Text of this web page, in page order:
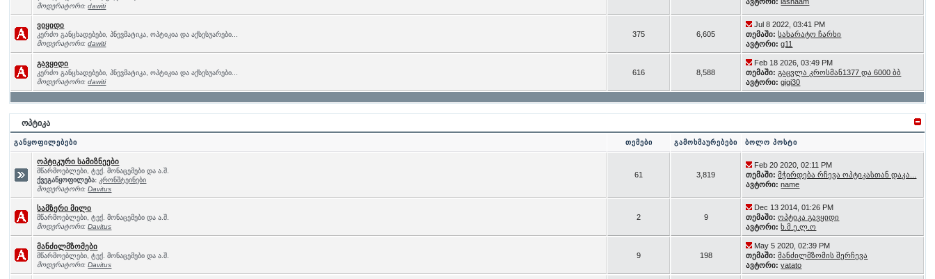
მოდერატორი:dawiti
ვიყიდი
კერძო განცხადებები, პნევმატიკა, ოპტიკია და აქსესუარები...
მოდერატორი:dawiti
375 6,605
Jul 8 2022, 03:41 PM
თემაში: სახარატო ჩარხი
ავტორი: g11
გავყიდი
კერძო განცხადებები, პნევმატიკა, ოპტიკია და აქსესუარები...
მოდერატორი:dawiti
616 8,588
Feb 18 2026, 03:49 PM
თემაში: გაცვლა კროსმან1377 და 6000 ბბ
ავტორი: gigi30
ოპტიკა
განყოფილებები თემები გამოხმაურებები ბოლო პოსტი
ოპტიკური სამიზნეები
მწარმოებლები, ტექ. მონაცემები და ა.შ.
ქვეგანყოფილება: კრონშტეინები
მოდერატორი:Davitus
61 3,819
Feb 20 2020, 02:11 PM
თემაში: მჭირდება რჩევა ოპტიკასთან დაკა...
ავტორი: name
სამზერი მილი
მწარმოებლები, ტექ. მონაცემები და ა.შ.
მოდერატორი:Davitus
2 9
Dec 13 2014, 01:26 PM
თემაში: ოპტიკა გავყიდი
ავტორი: ხ.მ.ე.ლ.ო
მანძილმზომები
მწარმოებლები, ტექ. მონაცემები და ა.შ.
მოდერატორი:Davitus
9 198
May 5 2020, 02:39 PM
თემაში: მანძილმზომის შერჩევა
ავტორი: vatato